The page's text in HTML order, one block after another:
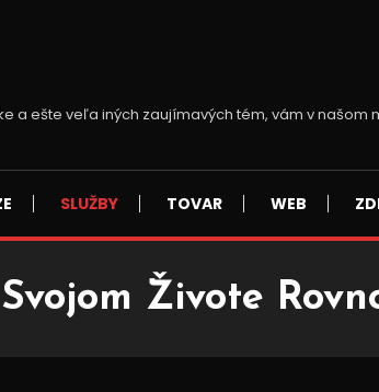
a ešte veľa iných zaujímavých tém, vám v
SLUŽBY TOVAR WEB
Živote